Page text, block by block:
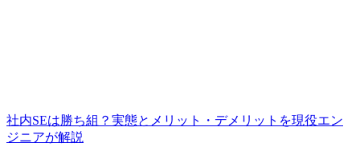
社内SEは勝ち組？実態とメリット・デメリットを現役エン
ジニアが解説